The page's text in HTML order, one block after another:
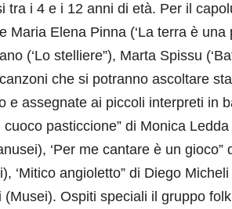
tra i 4 e i 12 anni di età. Per il
Maria Elena Pinna (‘La terra è
(‘Lo stelliere”), Marta Spissu
che si potranno ascoltare
e assegnate ai piccoli interpreti in
cuoco pasticcione” di Monica
‘Per me cantare è un gioco”
‘Mitico angioletto” di Diego
Ospiti speciali il gruppo